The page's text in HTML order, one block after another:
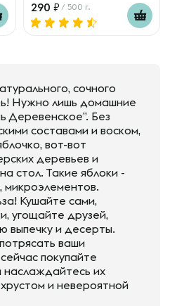
290 / 500 г.
сочного
Нужно лишь домашние
Деревенское”. Без
составами и воском,
вот-вот
деревьев и
стол. Такие яблоки -
микроэлементов.
Кушайте сами,
угощайте друзей,
выпечку и десерты.
ваши
покупайте
их
и невероятной